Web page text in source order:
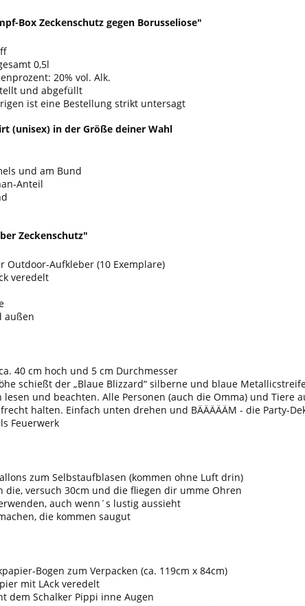
Box Zeckenschutz gegen Borusseliose"
0,5l
20% vol. Alk.
und abgefüllt
ist eine Bestellung strikt untersagt
(unisex) in der Größe deiner Wahl
und am Bund
Anteil
Zeckenschutz"
Outdoor-Aufkleber (10 Exemplare)
veredelt
außen
40 cm hoch und 5 cm Durchmesser
schießt der „Blaue Blizzard“ silberne und blaue
und beachten. Alle Personen (auch die Omma) und Tiere
halten. Einfach unten drehen und BÄÄÄÄÄM - die Party-
Feuerwerk
zum Selbstaufblasen (kommen ohne Luft drin)
die, versuch 30cm und die fliegen dir umme Ohren
auch wenn´s lustig aussieht
die kommen saugut
Bogen zum Verpacken (ca. 119cm x 84cm)
mit LAck veredelt
dem Schalker Pippi inne Augen